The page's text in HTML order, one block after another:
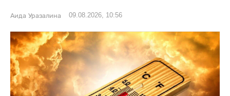
Аида Уразалина 09.08.2026, 10:56